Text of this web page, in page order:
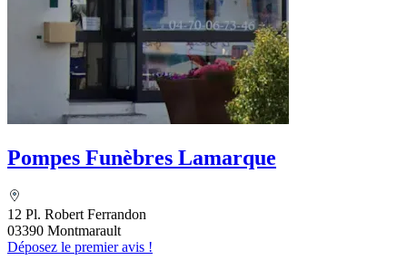
Pompes Funèbres Lamarque
12 Pl. Robert Ferrandon
03390 Montmarault
Déposez le premier avis !